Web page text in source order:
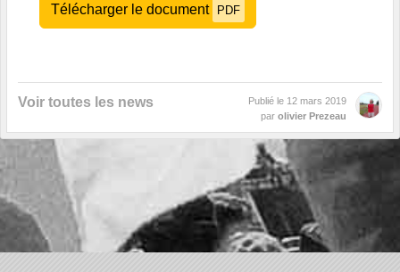
Télécharger le document PDF
Voir toutes les news Publié le 12 mars 2019
par olivier Prezeau